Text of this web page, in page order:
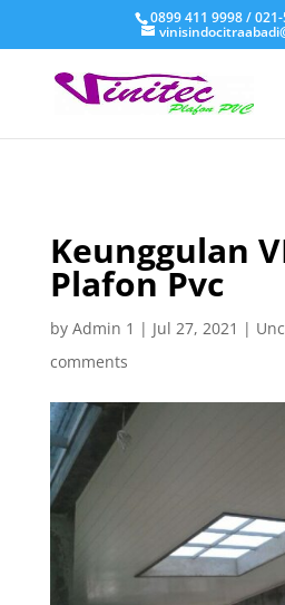
0899 411 9998 /
Keunggulan
Plafon Pvc
by Admin 1 | Jul 27, 2021 |
comments